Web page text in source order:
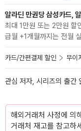
알라딘 만권당 삼성카드,
최대 1만원 또는 2만원
급월 +1개월까지는 전월
카드/간편결제 할인 무이
관심 저자, 시리즈의 출간
해외거래처 사정에 의
거래처 재고를 참고하